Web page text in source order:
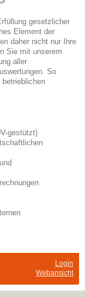
gesetzlicher
Element der
daher nicht nur Ihre
Sie mit unserem
aller
So
gestützt)
Login
Webansicht